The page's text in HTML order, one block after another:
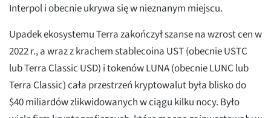
Interpol i obecnie ukrywa się w nieznanym miejscu.
Upadek ekosystemu Terra zakończył szanse na wzrost cen w
2022 r., a wraz z krachem stablecoina UST (obecnie USTC
lub Terra Classic USD) i tokenów LUNA (obecnie LUNC lub
Terra Classic) cała przestrzeń kryptowalut była blisko do
$40 miliardów zlikwidowanych w ciągu kilku nocy. Było